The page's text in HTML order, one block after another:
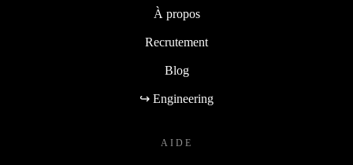
À propos
Recrutement
Blog
↪ Engineering
AIDE